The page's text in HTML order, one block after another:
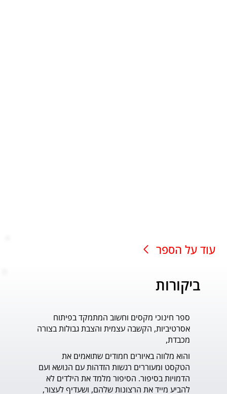
עוד על הספר
ביקורות
ספר חינוכי מקסים וחשוב המתמקד בפיתוח
אסרטיביות, הקשבה עצמית והצבת גבולות בצורה
מכבדת,
והוא מלווה באיורים חמודים שתואמים את
הדמויות בסיפור. הסיפור מלמד את הילדים לא